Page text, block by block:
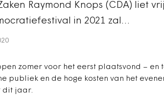
Raymond Knops (CDA) liet
in 2021 zal…
zomer voor het eerst plaatsvond – en
publiek en de hoge kosten van het
dit jaar.